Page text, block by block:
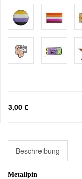
3,00 €
Beschreibung
Metallpin